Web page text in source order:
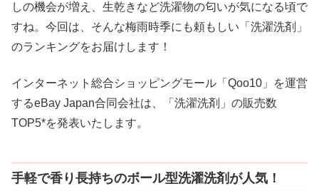
しの機会が増え、生乾きなど洗濯物の匂いが気になる頃で
すね。今回は、そんな梅雨時季にも頼もしい「洗濯洗剤」
のランキングをお届けします！
インターネット総合ショッピングモール「Qoo10」を運営
するeBay Japan合同会社は、「洗濯洗剤」の販売数
TOP5*を発表いたします。
手軽で香り長持ちのボール型洗濯洗剤が人気！